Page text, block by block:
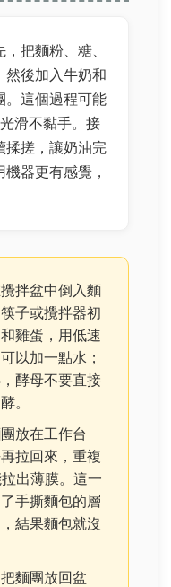
把麵粉、糖、
然後加入牛奶和
。這個過程可能
滑不黏手。接
揉搓，讓奶油完
器更有感覺，
拌盆中倒入麵
子或攪拌器初
雞蛋，用低速
以加一點水；
酵母不要直接
。
放在工作台
拉回來，重複
出薄膜。這一
手撕麵包的層
結果麵包就沒
麵團放回盆